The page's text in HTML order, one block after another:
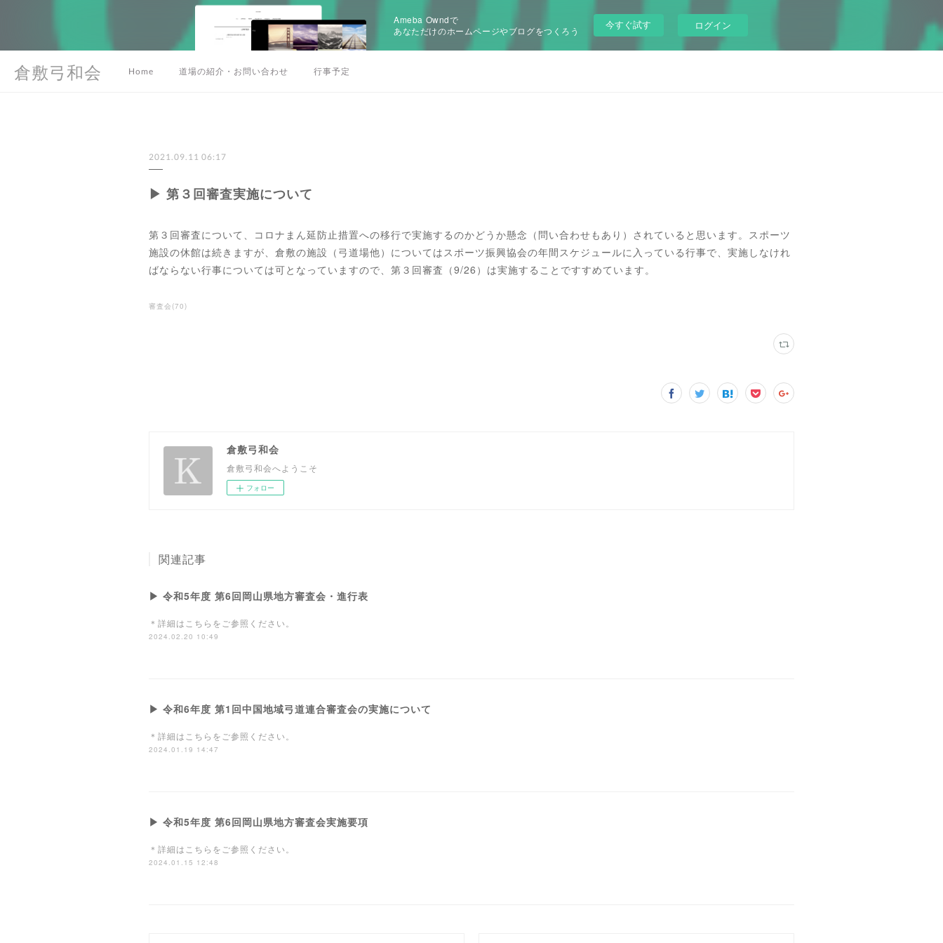
Ameba Owndで
あなただけのホームページやブログをつくろう
今すぐ試す ログイン
倉敷弓和会 Home 道場の紹介・お問い合わせ 行事予定
2021.09.11 06:17
▶︎ 第３回審査実施について
第３回審査について、コロナまん延防止措置への移行で実施するのかどうか懸念（問い合わせもあり）されていると思います。スポーツ
施設の休館は続きますが、倉敷の施設（弓道場他）についてはスポーツ振興協会の年間スケジュールに入っている行事で、実施しなけれ
ばならない行事については可となっていますので、第３回審査（9/26）は実施することですすめています。
審査会 (70)
倉敷弓和会
倉敷弓和会へようこそ
フォロー
関連記事
▶ 令和5年度 第6回岡山県地方審査会・進行表
＊詳細はこちらをご参照ください。
2024.02.20 10:49
▶ 令和6年度 第1回中国地域弓道連合審査会の実施について
＊詳細はこちらをご参照ください。
2024.01.19 14:47
▶ 令和5年度 第6回岡山県地方審査会実施要項
＊詳細はこちらをご参照ください。
2024.01.15 12:48